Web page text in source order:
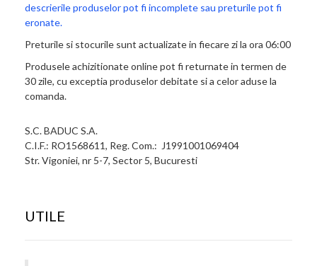
descrierile produselor pot fi incomplete sau preturile pot fi
eronate.
Preturile si stocurile sunt actualizate in fiecare zi la ora 06:00
Produsele achizitionate online pot fi returnate in termen de
30 zile, cu exceptia produselor debitate si a celor aduse la
comanda.
S.C. BADUC S.A.
C.I.F.: RO1568611, Reg. Com.: J1991001069404
Str. Vigoniei, nr 5-7, Sector 5, Bucuresti
UTILE